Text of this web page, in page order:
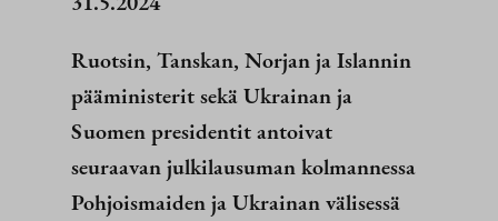
Ruotsin, Tanskan, Norjan ja Islannin
pääministerit sekä Ukrainan ja
Suomen presidentit antoivat
seuraavan julkilausuman kolmannessa
Pohjoismaiden ja Ukrainan välisessä